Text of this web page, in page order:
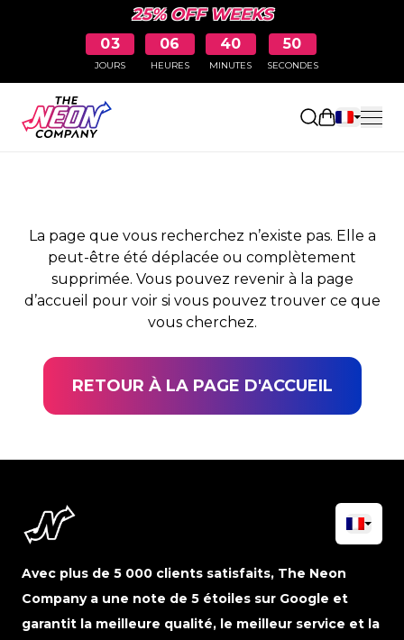
25% OFF WEEKS
03
JOURS
06
HEURES
40
MINUTES
49
SECONDES
Ouvrir le
PAGE NON TROUVÉE
La page que vous recherchez n’existe pas. Elle a
peut-être été déplacée ou complètement
supprimée. Vous pouvez revenir à la page
d’accueil pour voir si vous pouvez trouver ce que
vous cherchez.
RETOUR À LA PAGE D'ACCUEIL
Avec plus de 5 000 clients satisfaits, The Neon
Company a une note de 5 étoiles sur Google et
garantit la meilleure qualité, le meilleur service et la